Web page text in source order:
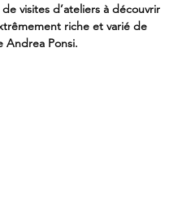
visites d’ateliers à découvrir
riche et varié de
Andrea Ponsi.